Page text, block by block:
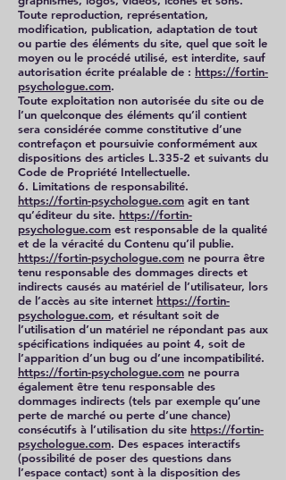
Toute reproduction, représentation,
modification, publication, adaptation de tout
ou partie des éléments du site, quel que soit le
moyen ou le procédé utilisé, est interdite, sauf
autorisation écrite préalable de : https://fortin-
psychologue.com.
Toute exploitation non autorisée du site ou de
l’un quelconque des éléments qu’il contient
sera considérée comme constitutive d’une
contrefaçon et poursuivie conformément aux
dispositions des articles L.335-2 et suivants du
Code de Propriété Intellectuelle.
6. Limitations de responsabilité.
https://fortin-psychologue.com agit en tant
qu’éditeur du site. https://fortin-
psychologue.com est responsable de la qualité
et de la véracité du Contenu qu’il publie.
https://fortin-psychologue.com ne pourra être
tenu responsable des dommages directs et
indirects causés au matériel de l’utilisateur, lors
de l’accès au site internet https://fortin-
psychologue.com, et résultant soit de
l’utilisation d’un matériel ne répondant pas aux
spécifications indiquées au point 4, soit de
l’apparition d’un bug ou d’une incompatibilité.
https://fortin-psychologue.com ne pourra
également être tenu responsable des
dommages indirects (tels par exemple qu’une
perte de marché ou perte d’une chance)
consécutifs à l’utilisation du site https://fortin-
psychologue.com. Des espaces interactifs
(possibilité de poser des questions dans
l’espace contact) sont à la disposition des